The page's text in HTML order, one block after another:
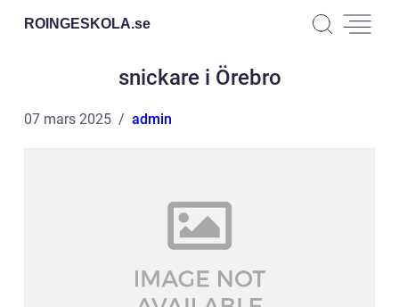
ROINGESKOLA.se
snickare i Örebro
07 mars 2025 admin